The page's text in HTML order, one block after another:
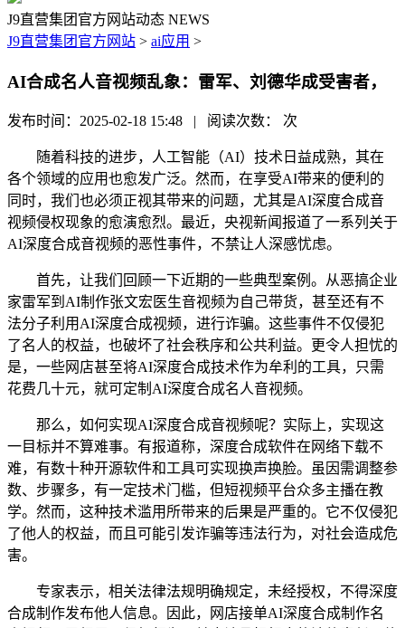
J9直营集团官方网站动态 NEWS
J9直营集团官方网站 > ai应用 >
AI合成名人音视频乱象：雷军、刘德华成受害者，
发布时间：2025-02-18 15:48 | 阅读次数： 次
随着科技的进步，人工智能（AI）技术日益成熟，其在
各个领域的应用也愈发广泛。然而，在享受AI带来的便利的
同时，我们也必须正视其带来的问题，尤其是AI深度合成音
视频侵权现象的愈演愈烈。最近，央视新闻报道了一系列关于
AI深度合成音视频的恶性事件，不禁让人深感忧虑。
首先，让我们回顾一下近期的一些典型案例。从恶搞企业
家雷军到AI制作张文宏医生音视频为自己带货，甚至还有不
法分子利用AI深度合成视频，进行诈骗。这些事件不仅侵犯
了名人的权益，也破坏了社会秩序和公共利益。更令人担忧的
是，一些网店甚至将AI深度合成技术作为牟利的工具，只需
花费几十元，就可定制AI深度合成名人音视频。
那么，如何实现AI深度合成音视频呢？实际上，实现这
一目标并不算难事。有报道称，深度合成软件在网络下载不
难，有数十种开源软件和工具可实现换声换脸。虽因需调整参
数、步骤多，有一定技术门槛，但短视频平台众多主播在教
学。然而，这种技术滥用所带来的后果是严重的。它不仅侵犯
了他人的权益，而且可能引发诈骗等违法行为，对社会造成危
害。
专家表示，相关法律法规明确规定，未经授权，不得深度
合成制作发布他人信息。因此，网店接单AI深度合成制作名